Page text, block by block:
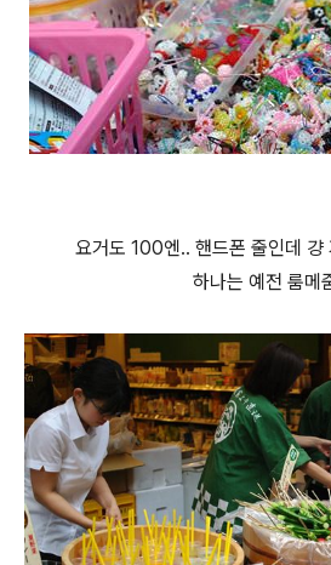
요거도 100엔.. 핸드폰 줄인데 걍
하나는 예전 룸메